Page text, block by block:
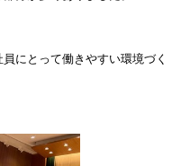
にとって働きやすい環境づく